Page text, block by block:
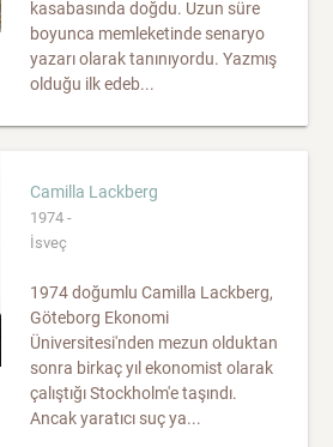
kasabasında doğdu. Uzun süre
boyunca memleketinde senaryo
yazarı olarak tanınıyordu. Yazmış
olduğu ilk edeb...
Camilla Lackberg
1974 -
İsveç
1974 doğumlu Camilla Lackberg,
Göteborg Ekonomi
Üniversitesi'nden mezun olduktan
sonra birkaç yıl ekonomist olarak
çalıştığı Stockholm'e taşındı.
Ancak yaratıcı suç ya...